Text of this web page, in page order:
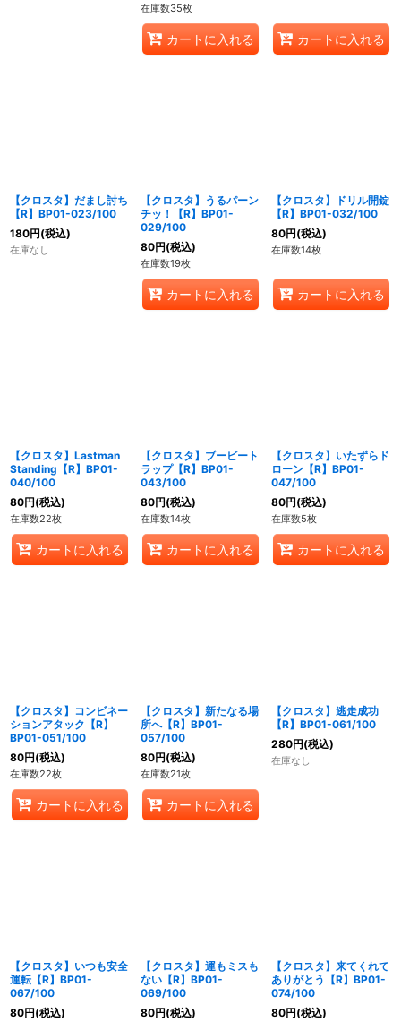
在庫数35枚
カートに入れる カートに入れる
【クロスタ】だまし討ち
【R】BP01-023/100
180円(税込)
在庫なし
【クロスタ】うるパーン
チッ！【R】BP01-
029/100
80円(税込)
在庫数19枚
カートに入れる
【クロスタ】ドリル開錠
【R】BP01-032/100
80円(税込)
在庫数14枚
カートに入れる
【クロスタ】Lastman
Standing【R】BP01-
040/100
80円(税込)
在庫数22枚
カートに入れる
【クロスタ】ブービート
ラップ【R】BP01-
043/100
80円(税込)
在庫数14枚
カートに入れる
【クロスタ】いたずらド
ローン【R】BP01-
047/100
80円(税込)
在庫数5枚
カートに入れる
【クロスタ】コンビネー
ションアタック【R】
BP01-051/100
80円(税込)
在庫数22枚
カートに入れる
【クロスタ】新たなる場
所へ【R】BP01-
057/100
80円(税込)
在庫数21枚
カートに入れる
【クロスタ】逃走成功
【R】BP01-061/100
280円(税込)
在庫なし
【クロスタ】いつも安全
運転【R】BP01-
067/100
80円(税込)
【クロスタ】運もミスも
ない【R】BP01-
069/100
80円(税込)
【クロスタ】来てくれて
ありがとう【R】BP01-
074/100
80円(税込)